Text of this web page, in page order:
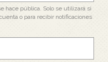
hace pública. Solo se utilizará si
o para recibir notificaciones